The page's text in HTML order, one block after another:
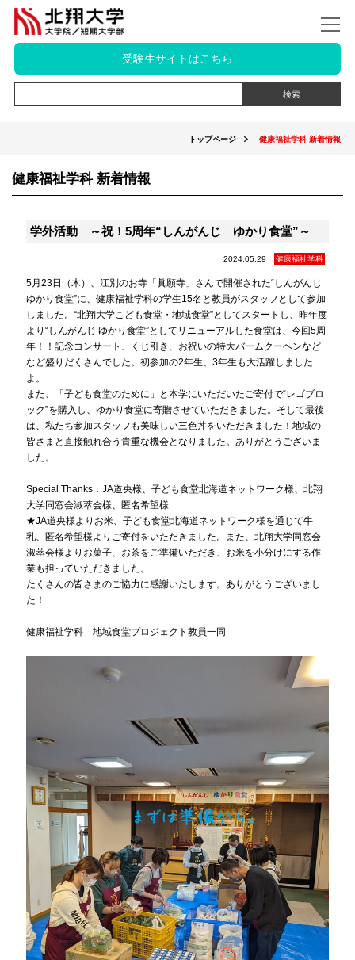
受験生サイトはこちら
トップページ 健康福祉学科 新着情報
健康福祉学科 新着情報
学外活動 ～祝！5周年“しんがんじ ゆかり食堂”～
2024.05.29 健康福祉学科
5月23日（木）、江別のお寺「眞願寺」さんで開催された“しんがんじ
ゆかり食堂”に、健康福祉学科の学生15名と教員がスタッフとして参加
しました。“北翔大学こども食堂・地域食堂”としてスタートし、昨年度
より“しんがんじ ゆかり食堂”としてリニューアルした食堂は、今回5周
年！！記念コンサート、くじ引き、お祝いの特大バームクーヘンなど
など盛りだくさんでした。初参加の2年生、3年生も大活躍しました
よ。
また、「子ども食堂のために」と本学にいただいたご寄付で“レゴブロ
ック”を購入し、ゆかり食堂に寄贈させていただきました。そして最後
は、私たち参加スタッフも美味しい三色丼をいただきました！地域の
皆さまと直接触れ合う貴重な機会となりました。ありがとうございま
した。
Special Thanks：JA道央様、子ども食堂北海道ネットワーク様、北翔
大学同窓会淑萃会様、匿名希望様
★JA道央様よりお米、子ども食堂北海道ネットワーク様を通じて牛
乳、匿名希望様よりご寄付をいただきました。また、北翔大学同窓会
淑萃会様よりお菓子、お茶をご準備いただき、お米を小分けにする作
業も担っていただきました。
たくさんの皆さまのご協力に感謝いたします。ありがとうございまし
た！
健康福祉学科 地域食堂プロジェクト教員一同